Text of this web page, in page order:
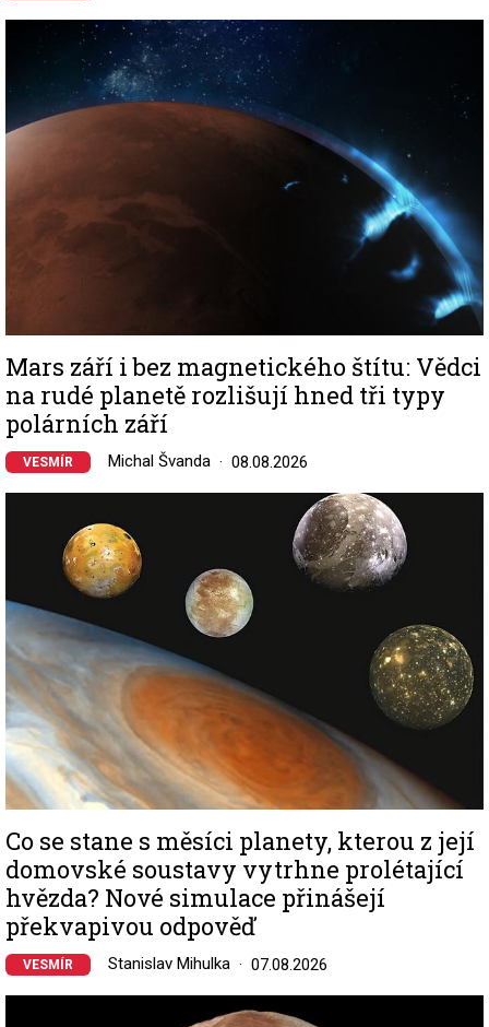
Image
Mars září i bez magnetického štítu: Vědci
na rudé planetě rozlišují hned tři typy
polárních září
VESMÍR Michal Švanda 08.08.2026
Co se stane s měsíci planety, kterou z její
domovské soustavy vytrhne prolétající
hvězda? Nové simulace přinášejí
překvapivou odpověď
VESMÍR Stanislav Mihulka 07.08.2026